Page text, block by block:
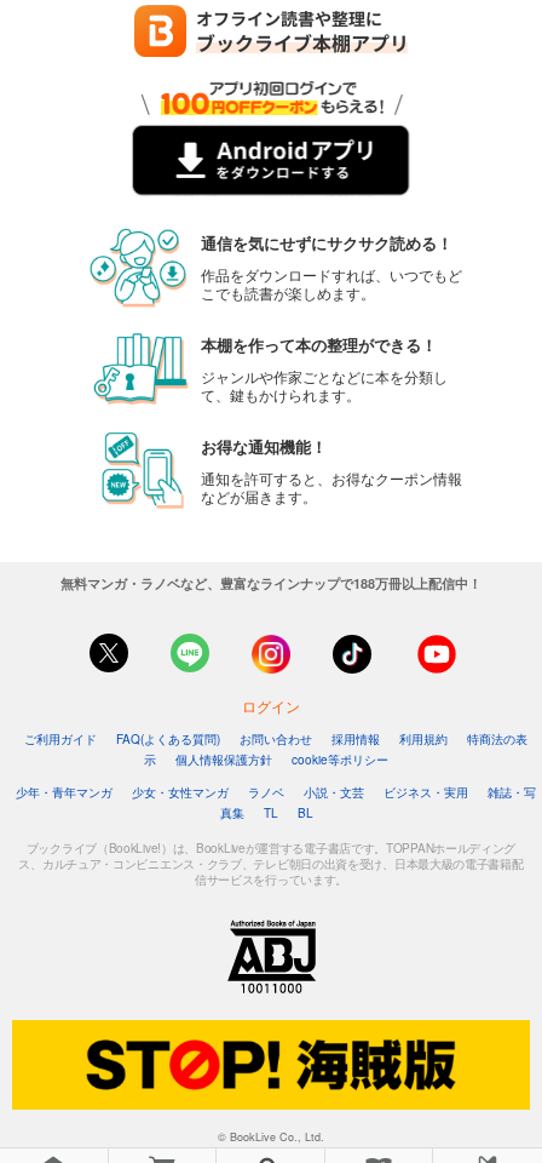
通信を気にせずにサクサク読める！
作品をダウンロードすれば、いつでもど
こでも読書が楽しめます。
本棚を作って本の整理ができる！
ジャンルや作家ごとなどに本を分類し
て、鍵もかけられます。
お得な通知機能！
通知を許可すると、お得なクーポン情報
などが届きます。
無料マンガ・ラノベなど、豊富なラインナップで188万冊以上配信中！
ログイン
ご利用ガイド FAQ(よくある質問) お問い合わせ 採用情報 利用規約
特商法の表
示
個人情報保護方針
cookie等ポリシー
少年・青年マンガ
少女・女性マンガ ラノベ 小説・文芸 ビジネス・実用
雑誌・写
真集
TL BL
ブックライブ（BookLive!）は、BookLiveが運営する電子書店です。TOPPANホールディング
ス、カルチュア・コンビニエンス・クラブ、テレビ朝日の出資を受け、日本最大級の電子書籍配
信サービスを行っています。
© BookLive Co., Ltd.